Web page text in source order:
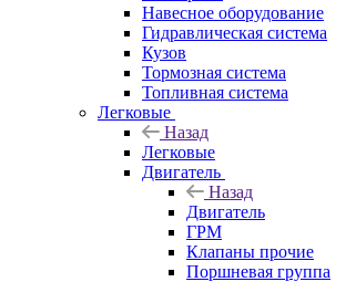
Навесное оборудование
Гидравлическая система
Кузов
Тормозная система
Топливная система
Легковые
Назад
Легковые
Двигатель
Назад
Двигатель
ГРМ
Клапаны прочие
Поршневая группа